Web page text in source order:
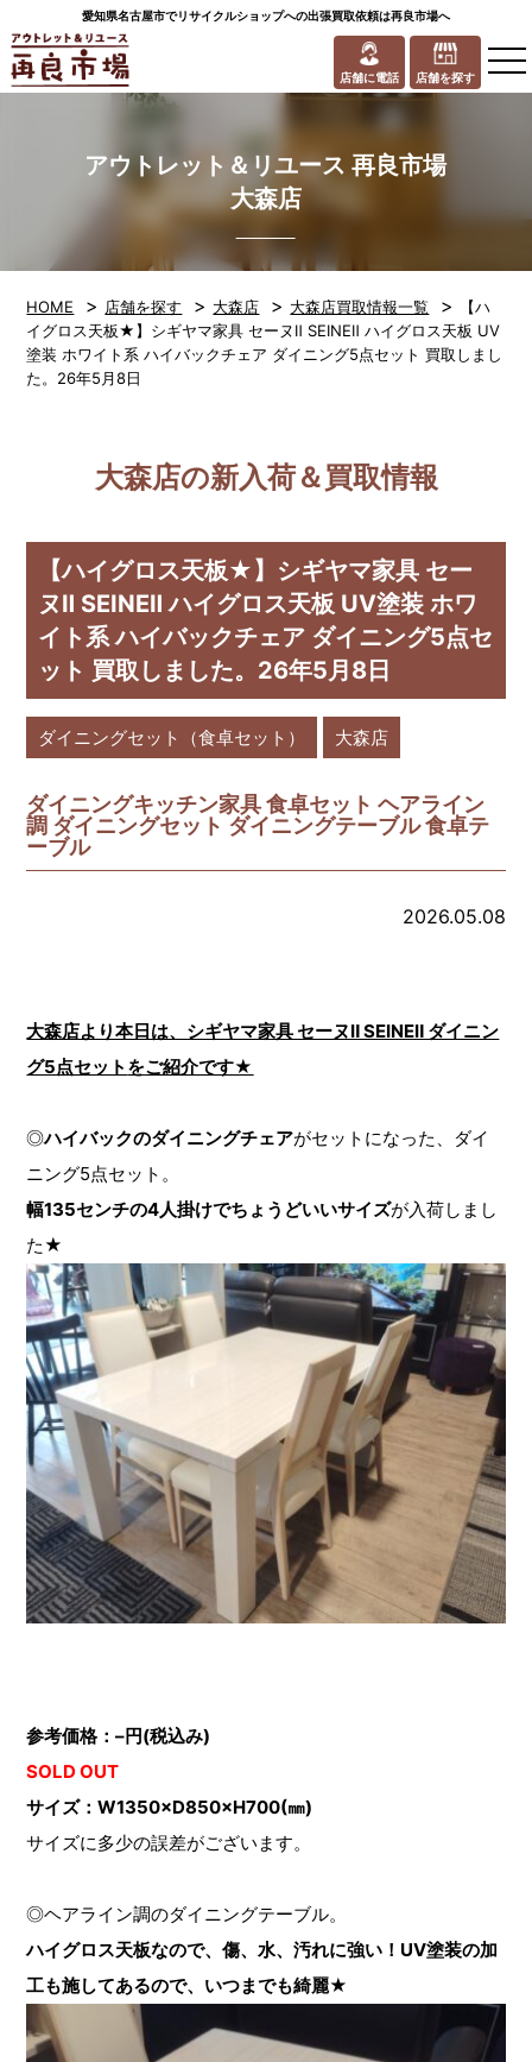
愛知県名古屋市でリサイクルショップへの出張買取依頼は再良市場へ
店舗に電話 店舗を探す
アウトレット＆リユース 再良市場
大森店
HOME > 店舗を探す > 大森店 > 大森店買取情報一覧 >
【ハ
イグロス天板★】シギヤマ家具 セーヌⅡ SEINEⅡ ハイグロス天板 UV
塗装 ホワイト系 ハイバックチェア ダイニング5点セット 買取しまし
た。26年5月8日
大森店の新入荷＆買取情報
【ハイグロス天板★】シギヤマ家具 セー
ヌⅡ SEINEⅡ ハイグロス天板 UV塗装 ホワ
イト系 ハイバックチェア ダイニング5点セ
ット 買取しました。26年5月8日
ダイニングセット（食卓セット） 大森店
ダイニングキッチン家具 食卓セット ヘアライン
調 ダイニングセット ダイニングテーブル 食卓テ
ーブル
2026.05.08
大森店より本日は、シギヤマ家具 セーヌⅡ SEINEⅡ ダイニン
グ5点セット をご紹介です★
◎ハイバックのダイニングチェアがセットになった、ダイ
ニング5点セット。
幅135センチの4人掛けでちょうどいいサイズが入荷しまし
た★
参考価格：–円(税込み)
SOLD OUT
サイズ：W1350×D850×H700(㎜)
サイズに多少の誤差がございます。
◎ヘアライン調のダイニングテーブル。
ハイグロス天板なので、傷、水、汚れに強い！UV塗装の加
工も施してあるので、いつまでも綺麗★